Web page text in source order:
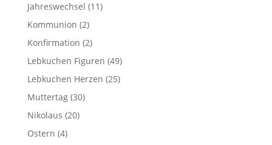
Jahreswechsel (11)
Kommunion (2)
Konfirmation (2)
Lebkuchen Figuren (49)
Lebkuchen Herzen (25)
Muttertag (30)
Nikolaus (20)
Ostern (4)